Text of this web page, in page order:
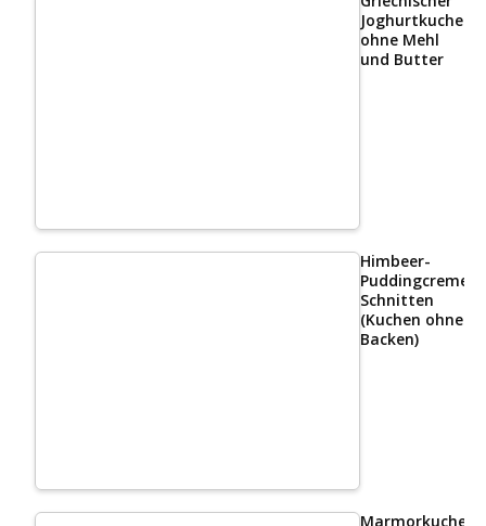
Joghurtkuchen
ohne Mehl
und Butter
Himbeer-
Puddingcreme
Schnitten
(Kuchen ohne
Backen)
Marmorkuchen